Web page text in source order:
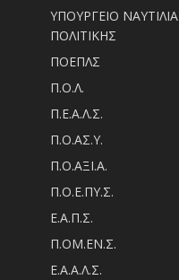
ΥΠΟΥΡΓΕΙΟ
ΠΟΛΙΤΙΚΗΣ
ΠΟΕΠΛΣ
Π.Ο.Λ.
Π.Ε.Α.Λ.Σ.
Π.Ο.ΑΣ.Υ.
Π.Ο.ΑΞΙ.Α.
Π.Ο.Ε.ΠΥ.Σ.
Ε.Α.Π.Σ.
Π.ΟM.EN.Σ.
Ε.Α.Α.Λ.Σ.